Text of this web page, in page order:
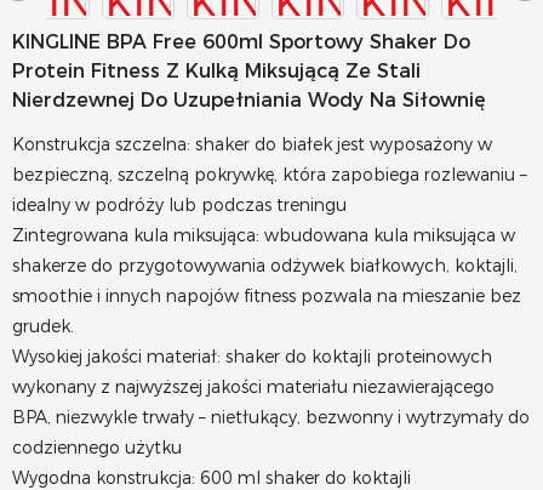
KINGLINE BPA Free 600ml Sportowy Shaker Do
Protein Fitness Z Kulką Miksującą Ze Stali
Nierdzewnej Do Uzupełniania Wody Na Siłownię
Konstrukcja szczelna: shaker do białek jest wyposażony w
bezpieczną, szczelną pokrywkę, która zapobiega rozlewaniu –
idealny w podróży lub podczas treningu
Zintegrowana kula miksująca: wbudowana kula miksująca w
shakerze do przygotowywania odżywek białkowych, koktajli,
smoothie i innych napojów fitness pozwala na mieszanie bez
grudek.
Wysokiej jakości materiał: shaker do koktajli proteinowych
wykonany z najwyższej jakości materiału niezawierającego
BPA, niezwykle trwały – nietłukący, bezwonny i wytrzymały do
​​codziennego użytku
Wygodna konstrukcja: 600 ml shaker do koktajli